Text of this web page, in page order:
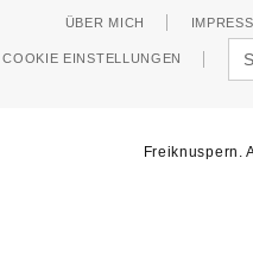
ÜBER MICH
COOKIE EINSTELLUNGEN
Freiknuspern.